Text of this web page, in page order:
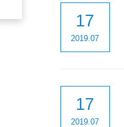
17
2019.07
17
2019.07